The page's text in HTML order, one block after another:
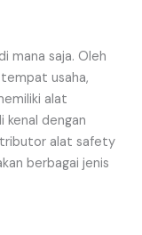
mana saja. Oleh
usaha,
alat
kenal dengan
alat safety
berbagai jenis